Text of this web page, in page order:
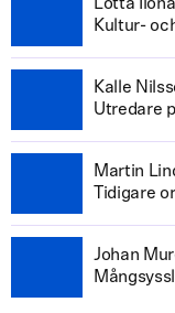
Lotta
Kultur-
Kalle
Utredare
Martin
Tidigare
Johan